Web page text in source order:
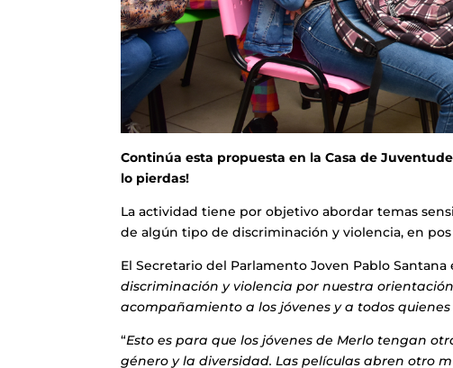
Continúa esta propuesta en la Casa de
lo pierdas!
La actividad tiene por objetivo abordar temas
de algún tipo de discriminación y violencia, en
El Secretario del Parlamento Joven Pablo Santana
discriminación y violencia por nuestra
acompañamiento a los jóvenes y a todos
“Esto es para que los jóvenes de Merlo tengan
género y la diversidad. Las películas abren otro